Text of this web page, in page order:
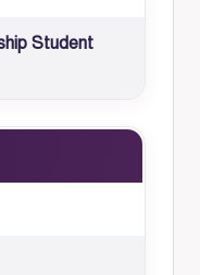
Student